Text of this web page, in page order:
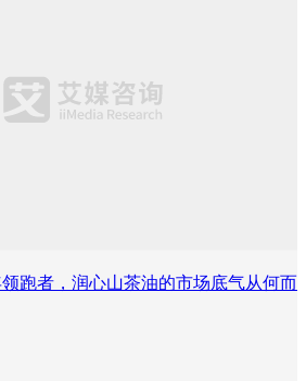
跑者，润心山茶油的市场底气从何而